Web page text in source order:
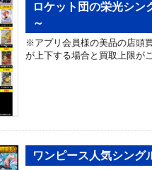
ロケット団の栄光シン
～
※アプリ会員様の美品の店頭
が上下する場合と買取上限が
ワンピース人気シン